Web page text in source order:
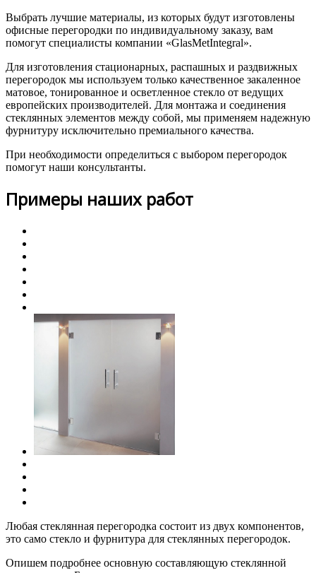
Выбрать лучшие материалы, из которых будут изготовлены
офисные перегородки по индивидуальному заказу, вам
помогут специалисты компании «GlasMetIntegral».
Для изготовления стационарных, распашных и раздвижных
перегородок мы используем только качественное закаленное
матовое, тонированное и осветленное стекло от ведущих
европейских производителей. Для монтажа и соединения
стеклянных элементов между собой, мы применяем надежную
фурнитуру исключительно премиального качества.
При необходимости определиться с выбором перегородок
помогут наши консультанты.
Примеры наших работ
Любая стеклянная перегородка состоит из двух компонентов,
это само стекло и фурнитура для стеклянных перегородок.
Опишем подробнее основную составляющую стеклянной